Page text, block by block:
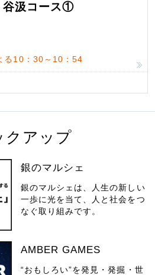
谷汲コース①
る10：30～10：54
クアップ
銀のマルシェ
銀のマルシェは、人生の新しい
一歩に光を当て、人と社会をつ
なぐ取り組みです。
AMBER GAMES
“おもしろい”を発見・発掘・世